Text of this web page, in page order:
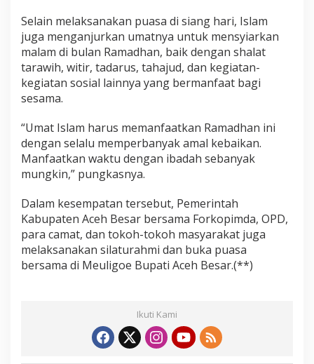
Selain melaksanakan puasa di siang hari, Islam
juga menganjurkan umatnya untuk mensyiarkan
malam di bulan Ramadhan, baik dengan shalat
tarawih, witir, tadarus, tahajud, dan kegiatan-
kegiatan sosial lainnya yang bermanfaat bagi
sesama.
“Umat Islam harus memanfaatkan Ramadhan ini
dengan selalu memperbanyak amal kebaikan.
Manfaatkan waktu dengan ibadah sebanyak
mungkin,” pungkasnya.
Dalam kesempatan tersebut, Pemerintah
Kabupaten Aceh Besar bersama Forkopimda, OPD,
para camat, dan tokoh-tokoh masyarakat juga
melaksanakan silaturahmi dan buka puasa
bersama di Meuligoe Bupati Aceh Besar.(**)
Ikuti Kami